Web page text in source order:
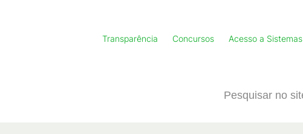
Transparência Concursos Acesso a Sistemas